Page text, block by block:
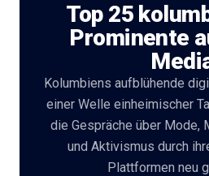
Kostenlose
Tools
Top 25
Prominente
Kolumbiens aufblühende
einer Welle einheimischer
die Gespräche über Mode,
und Aktivismus durch
Plattformen neu